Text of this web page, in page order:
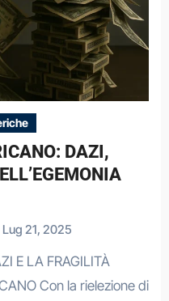
DAZI,
Lug 21, 2025
E LA FRAGILITÀ
Con la rielezione di